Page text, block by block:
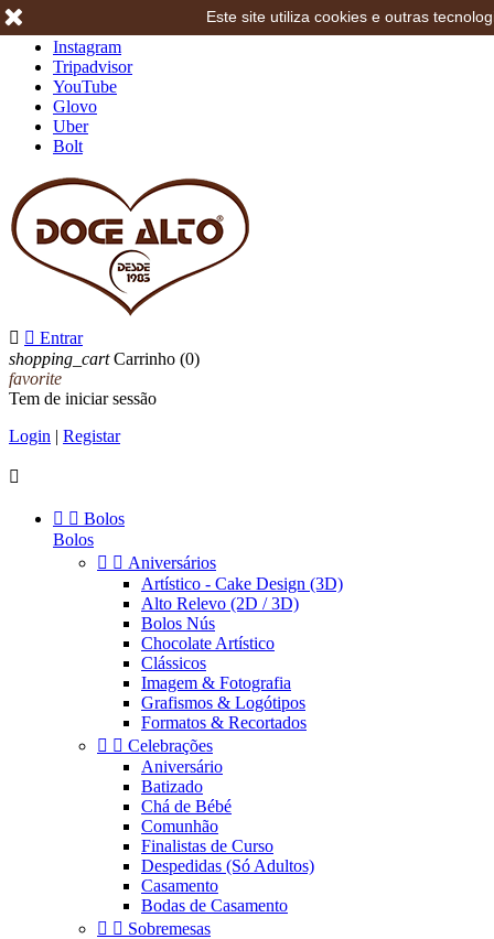
Instagram
Tripadvisor
YouTube
Glovo
Uber
Bolt
  Entrar
shopping_cart Carrinho (0)
favorite
Tem de iniciar sessão
Login | Registar

  Bolos
Bolos
  Aniversários
Artístico - Cake Design (3D)
Alto Relevo (2D / 3D)
Bolos Nús
Chocolate Artístico
Clássicos
Imagem & Fotografia
Grafismos & Logótipos
Formatos & Recortados
  Celebrações
Aniversário
Batizado
Chá de Bébé
Comunhão
Finalistas de Curso
Despedidas (Só Adultos)
Casamento
Bodas de Casamento
  Sobremesas
Este site utiliza cookies e outras